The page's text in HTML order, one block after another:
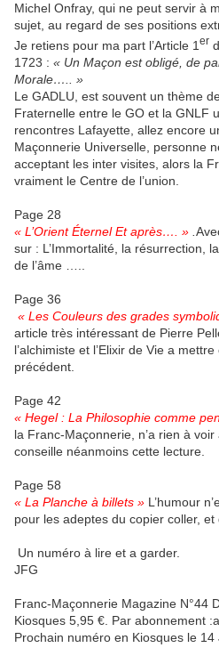
Michel Onfray, qui ne peut servir à
sujet, au regard de ses positions
Je retiens pour ma part l’Article 1 er
1723 : « Un Maçon est obligé, de
Morale….. »
Le GADLU, est souvent un thème
Fraternelle entre le GO et la GNLF
rencontres Lafayette, allez encore
Maçonnerie Universelle, personne
acceptant les inter visites, alors la
vraiment le Centre de l’union.
Page 28
« L’Orient Éternel Et après…. »
sur : L’Immortalité, la résurrection,
de l’âme …..
Page 36
« Les Couleurs des grades
article très intéressant de Pierre
l’alchimiste et l’Elixir de Vie a
précédent.
Page 42
« Hegel : La Philosophie comme
la Franc-Maçonnerie, n’a rien à
conseille néanmoins cette lecture.
Page 58
« La Planche à billets » L’humour
pour les adeptes du copier coller, et
Un numéro à lire et a garder.
JFG
Franc-Maçonnerie Magazine N°44
Kiosques 5,95 €. Par abonnement
Prochain numéro en Kiosques le 14